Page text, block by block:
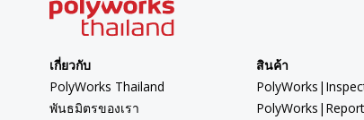
เกี่ยวกับ
PolyWorks Thailand
พันธมิตรของเรา
สินค้า